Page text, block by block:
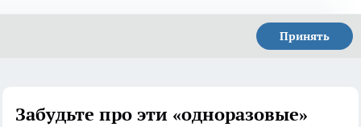
Принять
Забудьте про эти «одноразовые»